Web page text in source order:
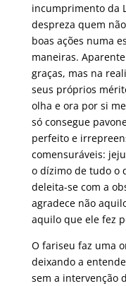
incumprimento da
despreza quem
boas ações numa
maneiras.
graças, mas na
seus próprios
olha e ora por si
só consegue
perfeito e
comensuráveis:
o dízimo de tudo o
deleita-se com a
agradece não
aquilo que ele fez
O fariseu faz uma
deixando a
sem a intervenção